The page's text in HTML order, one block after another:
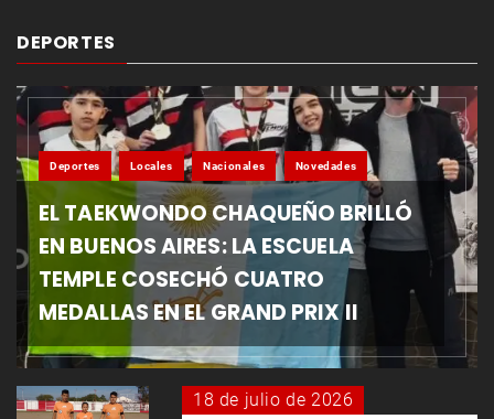
DEPORTES
Deportes Locales Nacionales Novedades
EL TAEKWONDO CHAQUEÑO BRILLÓ
EN BUENOS AIRES: LA ESCUELA
TEMPLE COSECHÓ CUATRO
MEDALLAS EN EL GRAND PRIX II
18 de julio de 2026